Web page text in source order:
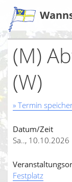
Zum
Inhalt
(M)
(W)
» Termin
Datum/Zeit
Sa..,
Festplatz